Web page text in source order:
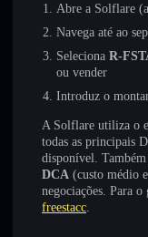
Abre a Solflare
Navega até ao
Seleciona R-
ou vender
Introduz o
A Solflare utiliza o
todas as principais
disponível.
DCA (custo médio
negociações. Para
freestacc.